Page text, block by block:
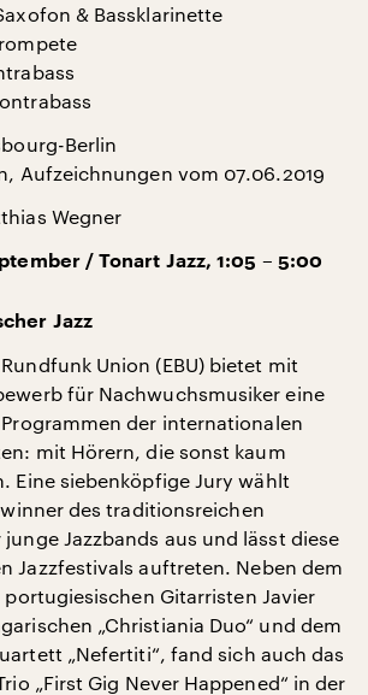
& Bassklarinette
Berlin
Aufzeichnungen vom 07.06.2019
Wegner
/ Tonart Jazz, 1:05 – 5:00
Jazz
Union (EBU) bietet mit
für Nachwuchsmusiker eine
der internationalen
mit Hörern, die sonst kaum
Eine siebenköpfige Jury wählt
des traditionsreichen
Jazzbands aus und lässt diese
Jazzfestivals auftreten. Neben dem
portugiesischen Gitarristen Javier
„Christiania Duo“ und dem
„Nefertiti“, fand sich auch das
„First Gig Never Happened“ in der